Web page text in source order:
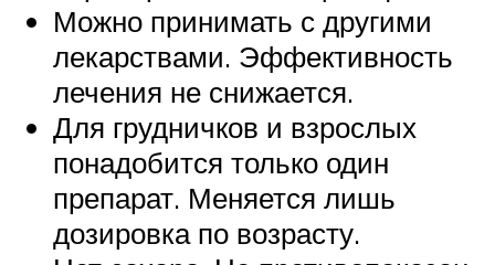
Можно принимать с другими
лекарствами. Эффективность
лечения не снижается.
Для грудничков и взрослых
понадобится только один
препарат. Меняется лишь
дозировка по возрасту.